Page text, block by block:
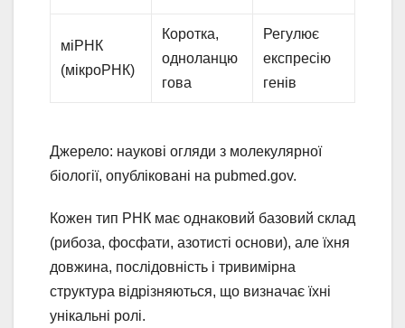
міРНК
(мікроРНК)
Коротка,
одноланцю
гова
Регулює
експресію
генів
Джерело: наукові огляди з молекулярної
біології, опубліковані на pubmed.gov.
Кожен тип РНК має однаковий базовий склад
(рибоза, фосфати, азотисті основи), але їхня
довжина, послідовність і тривимірна
структура відрізняються, що визначає їхні
унікальні ролі.